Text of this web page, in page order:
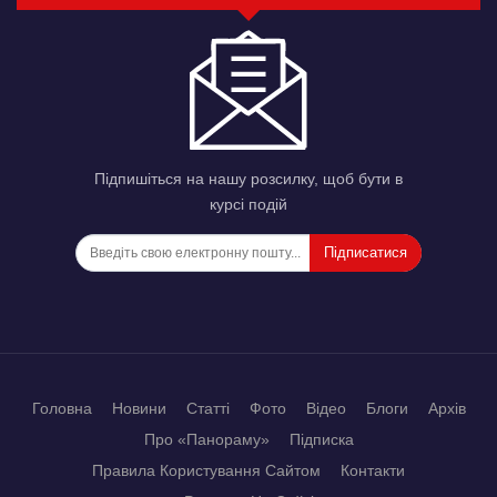
Підпишіться на нашу розсилку, щоб бути в
курсі подій
Підписатися
Головна Новини Статті Фото Відео Блоги
Архів
Про «Панораму»
Підписка
Правила Користування Сайтом
Контакти